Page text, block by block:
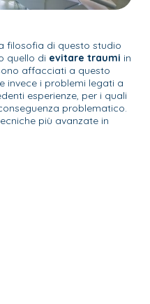
filosofia di questo studio
quello di evitare traumi in
affacciati a questo
invece i problemi legati a
esperienze, per i quali
problematico.
più avanzate in